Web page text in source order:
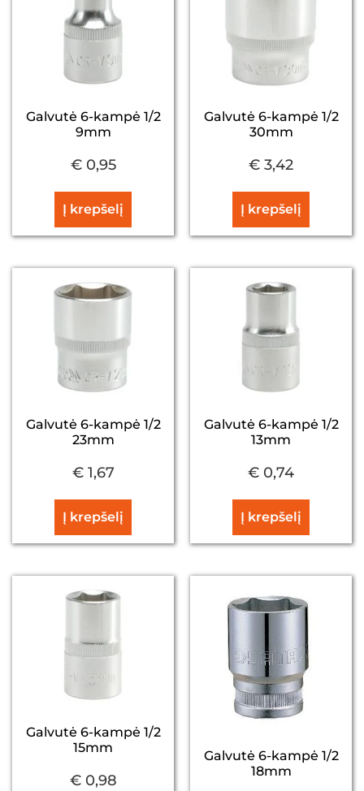
Galvutė 6-kampė 1/2
9mm
€0,95
Į krepšelį
Galvutė 6-kampė 1/2
30mm
€ 3,42
Į krepšelį
Galvutė 6-kampė 1/2
23mm
€1,67
Į krepšelį
Galvutė 6-kampė 1/2
13mm
€ 0,74
Į krepšelį
Galvutė 6-kampė 1/2
15mm
€0,98
Galvutė 6-kampė 1/2
18mm